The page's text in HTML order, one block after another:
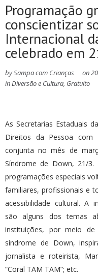
Programação
conscientizar
Internacional
celebrado em
bySampa com Crianças on
inDiversão e Cultura, Gratuito
As Secretarias Estaduais
Direitos da Pessoa com
conjunta no mês de
Síndrome de Down, 21/
programações especiais
familiares, profissionais e
acessibilidade cultural. A
são alguns dos temas
instituições, por meio
síndrome de Down,
jornalista e roteirista,
“Coral TAM TAM”; etc.